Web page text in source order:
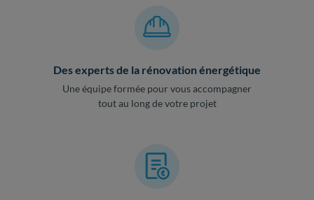
Des experts de la rénovation énergétique
Une équipe formée pour vous accompagner
tout au long de votre projet